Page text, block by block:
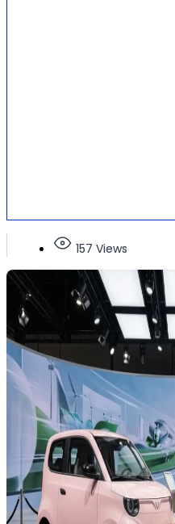
157 Views